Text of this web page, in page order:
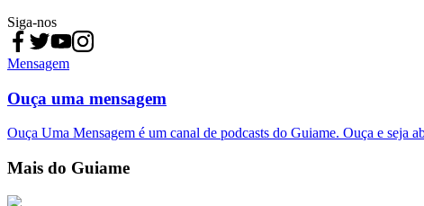
Siga-nos
Mensagem
Ouça uma mensagem
Ouça Uma Mensagem é um canal de podcasts do Guiame. Ouça e seja
Mais do Guiame